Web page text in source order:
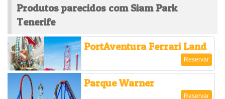
Produtos parecidos com Siam Park
Tenerife
PortAventura Ferrari Land
Reservar
Parque Warner
Reservar